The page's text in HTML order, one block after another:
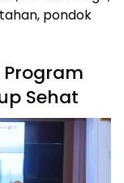
pondok
Program
Sehat